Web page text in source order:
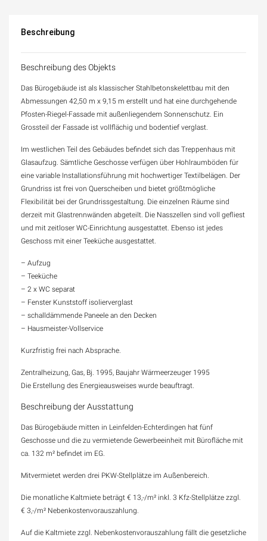
Beschreibung
Beschreibung des Objekts
Das Bürogebäude ist als klassischer Stahlbetonskelettbau mit den
Abmessungen 42,50 m x 9,15 m erstellt und hat eine durchgehende
Pfosten-Riegel-Fassade mit außenliegendem Sonnenschutz. Ein
Grossteil der Fassade ist vollflächig und bodentief verglast.
Im westlichen Teil des Gebäudes befindet sich das Treppenhaus mit
Glasaufzug. Sämtliche Geschosse verfügen über Hohlraumböden für
eine variable Installationsführung mit hochwertiger Textilbelägen. Der
Grundriss ist frei von Querscheiben und bietet größtmögliche
Flexibilität bei der Grundrissgestaltung. Die einzelnen Räume sind
derzeit mit Glastrennwänden abgeteilt. Die Nasszellen sind voll gefliest
und mit zeitloser WC-Einrichtung ausgestattet. Ebenso ist jedes
Geschoss mit einer Teeküche ausgestattet.
– Aufzug
– Teeküche
– 2 x WC separat
– Fenster Kunststoff isolierverglast
– schalldämmende Paneele an den Decken
– Hausmeister-Vollservice
Kurzfristig frei nach Absprache.
Zentralheizung, Gas, Bj. 1995, Baujahr Wärmeerzeuger 1995
Die Erstellung des Energieausweises wurde beauftragt.
Beschreibung der Ausstattung
Das Bürogebäude mitten in Leinfelden-Echterdingen hat fünf
Geschosse und die zu vermietende Gewerbeeinheit mit Bürofläche mit
ca. 132 m² befindet im EG.
Mitvermietet werden drei PKW-Stellplätze im Außenbereich.
Die monatliche Kaltmiete beträgt € 13,-/m² inkl. 3 Kfz-Stellplätze zzgl.
€ 3,-/m² Nebenkostenvorauszahlung.
Auf die Kaltmiete zzgl. Nebenkostenvorauszahlung fällt die gesetzliche